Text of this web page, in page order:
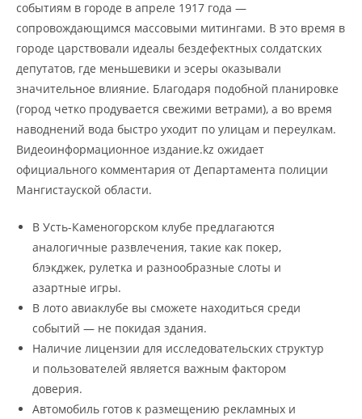
событиям в городе в апреле 1917 года —
сопровождающимся массовыми митингами. В это время в
городе царствовали идеалы бездефектных солдатских
депутатов, где меньшевики и эсеры оказывали
значительное влияние. Благодаря подобной планировке
(город четко продувается свежими ветрами), а во время
наводнений вода быстро уходит по улицам и переулкам.
Видеоинформационное издание.kz ожидает
официального комментария от Департамента полиции
Мангистауской области.
В Усть-Каменогорском клубе предлагаются
аналогичные развлечения, такие как покер,
блэкджек, рулетка и разнообразные слоты и
азартные игры.
В лото авиаклубе вы сможете находиться среди
событий — не покидая здания.
Наличие лицензии для исследовательских структур
и пользователей является важным фактором
доверия.
Автомобиль готов к размещению рекламных и